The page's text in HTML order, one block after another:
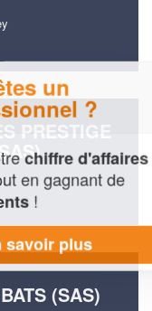
PRESTIGE
(SAS)
un
?
d'affaireset
de
plus